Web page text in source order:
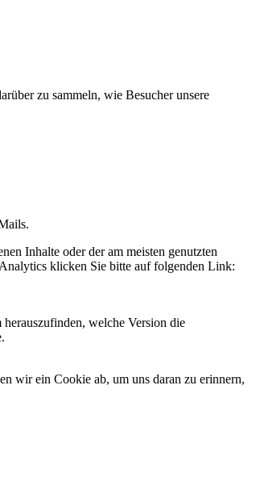
zu sammeln, wie Besucher unsere
Inhalte oder der am meisten genutzten
klicken Sie bitte auf folgenden Link:
welche Version die
wir ein Cookie ab, um uns daran zu erinnern,